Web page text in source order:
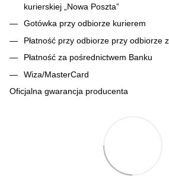
kurierskiej „Nowa Poszta”
Gotówka przy odbiorze kurierem
Płatność przy odbiorze przy odbiorze
Płatność za pośrednictwem Banku
Wiza/MasterCard
Oficjalna gwarancja producenta